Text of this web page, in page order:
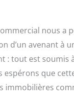
nous a
d’un avenant à
: tout est soumis
que
immobilières